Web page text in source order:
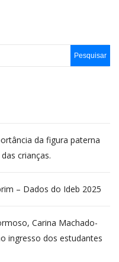
da figura paterna
crianças.
– Dados do Ideb 2025
Carina Machado-
ingresso dos estudantes